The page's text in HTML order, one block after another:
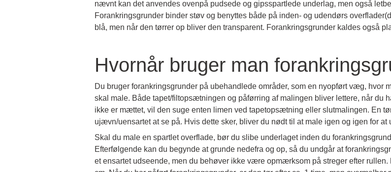
nævnt kan det anvendes ovenpå pudsede og gipsspartlede underlag, men også
Forankringsgrunder binder støv og benyttes både på inden- og udendørs
blå, men når den tørrer op bliver den transparent. Forankringsgrunder kaldes også
Hvornår bruger man
Du bruger forankringsgrunder på ubehandlede områder, som en nyopført væg, hvor
skal male. Både tapet/filtopsætningen og påførring af malingen bliver lettere, når du
ikke er mættet, vil den suge enten limen ved tapetopsætning eller slutmalingen. En
ujævn/uensartet at se på. Hvis dette sker, bliver du nødt til at male igen og igen for at
Skal du male en spartlet overflade, bør du slibe underlaget inden du
Efterfølgende kan du begynde at grunde nedefra og op, så du undgår at
et ensartet udseende, men du behøver ikke være opmærksom på streger efter